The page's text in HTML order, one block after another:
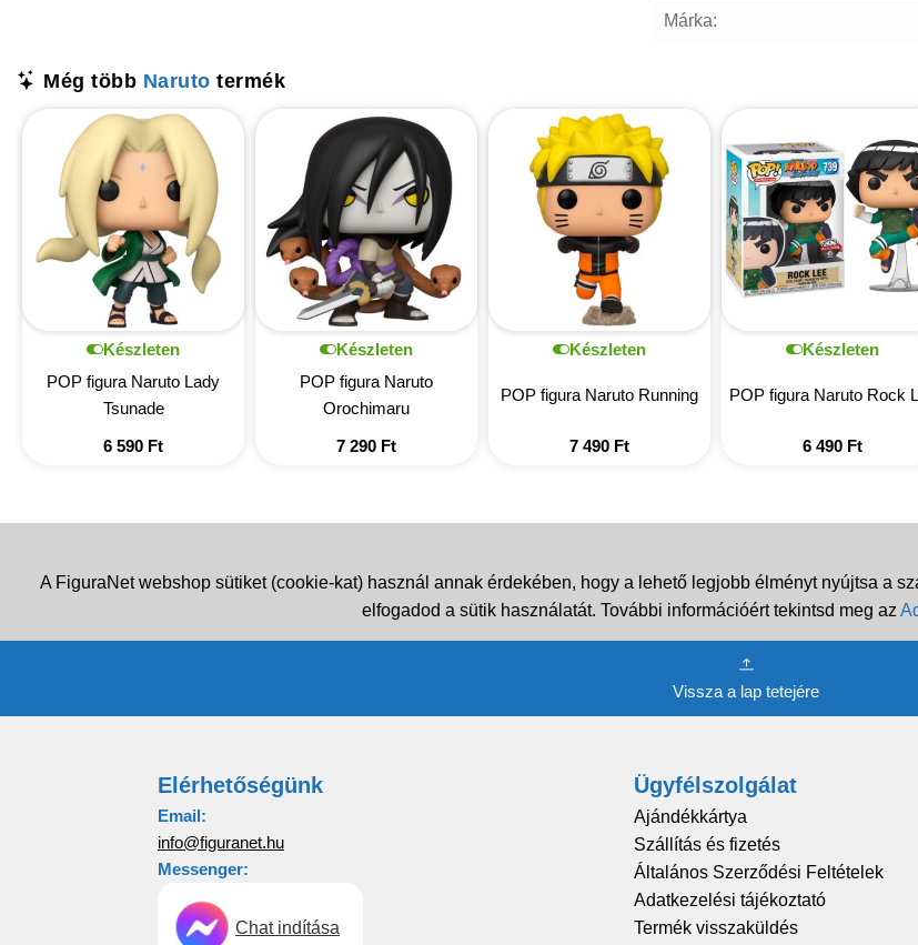
Márka:
Még több Naruto termék
Készleten
POP figura Naruto Lady
Tsunade
6 590 Ft
Készleten
POP figura Naruto
Orochimaru
7 290 Ft
Készleten
POP figura Naruto Running
7 490 Ft
Készleten
POP figura Naruto Rock
6 490 Ft
A FiguraNet webshop sütiket (cookie-kat) használ annak érdekében, hogy a lehető legjobb élményt nyújtsa a
elfogadod a sütik használatát. További információért tekintsd meg az
Vissza a lap tetejére
Elérhetőségünk
Email:
info@figuranet.hu
Messenger:
Chat indítása
Ügyfélszolgálat
Ajándékkártya
Szállítás és fizetés
Általános Szerződési Feltételek
Adatkezelési tájékoztató
Termék visszaküldés